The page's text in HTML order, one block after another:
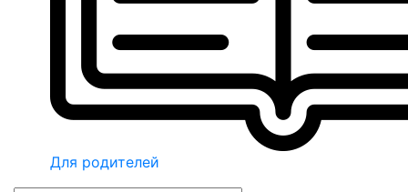
Для родителей